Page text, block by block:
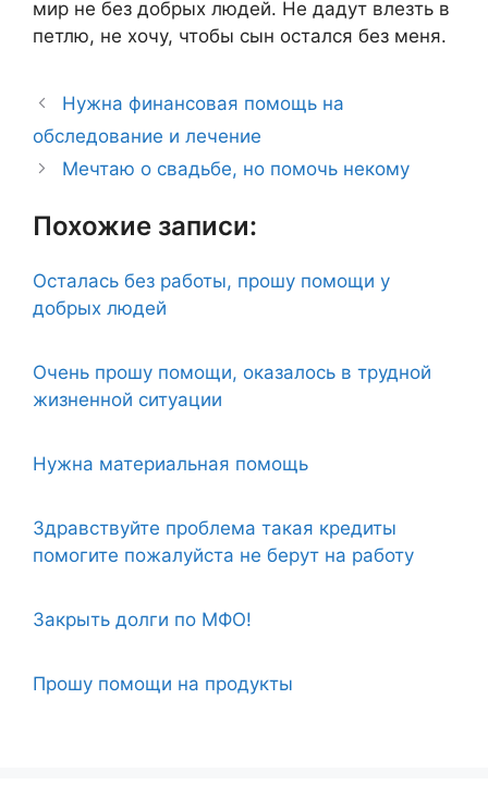
мир не без добрых людей. Не дадут влезть в
петлю, не хочу, чтобы сын остался без меня.
Нужна финансовая помощь на
обследование и лечение
Мечтаю о свадьбе, но помочь некому
Похожие записи:
Осталась без работы, прошу помощи у
добрых людей
Очень прошу помощи, оказалось в трудной
жизненной ситуации
Нужна материальная помощь
Здравствуйте проблема такая кредиты
помогите пожалуйста не берут на работу
Закрыть долги по МФО!
Прошу помощи на продукты